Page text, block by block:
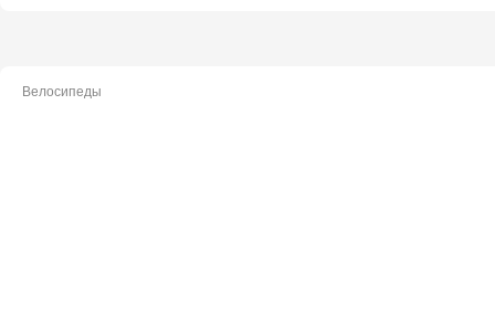
Велосипеды